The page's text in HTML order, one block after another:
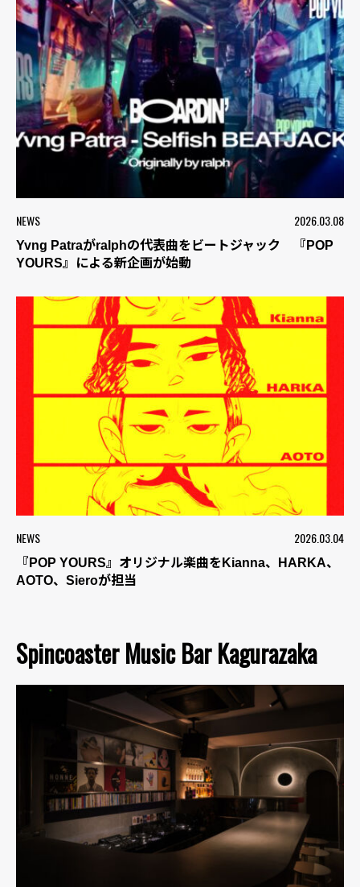
NEWS 2026.03.08
Yvng Patraがralphの代表曲をビートジャック 『POP
YOURS』による新企画が始動
NEWS 2026.03.04
『POP YOURS』オリジナル楽曲をKianna、HARKA、
AOTO、Sieroが担当
Spincoaster Music Bar Kagurazaka